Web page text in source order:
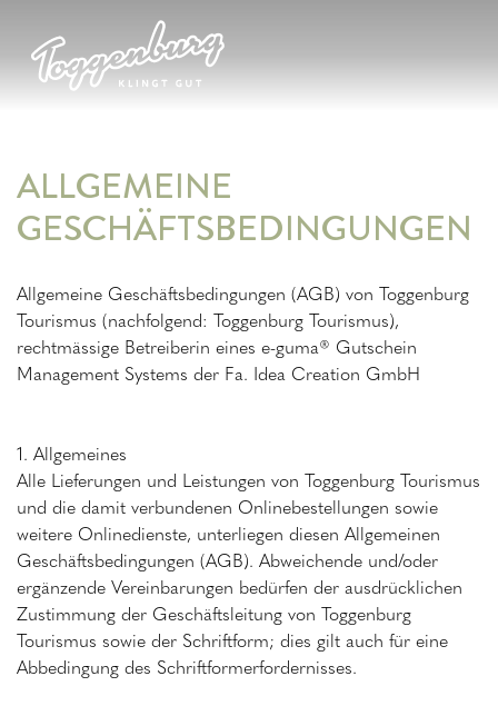
ALLGEMEINE
GESCHÄFTSBEDINGUNGEN
Allgemeine Geschäftsbedingungen (AGB) von Toggenburg
Tourismus (nachfolgend: Toggenburg Tourismus),
rechtmässige Betreiberin eines e-guma® Gutschein
Management Systems der Fa. Idea Creation GmbH
1. Allgemeines
Alle Lieferungen und Leistungen von Toggenburg Tourismus
und die damit verbundenen Onlinebestellungen sowie
weitere Onlinedienste, unterliegen diesen Allgemeinen
Geschäftsbedingungen (AGB). Abweichende und/oder
ergänzende Vereinbarungen bedürfen der ausdrücklichen
Zustimmung der Geschäftsleitung von Toggenburg
Tourismus sowie der Schriftform; dies gilt auch für eine
Abbedingung des Schriftformerfordernisses.